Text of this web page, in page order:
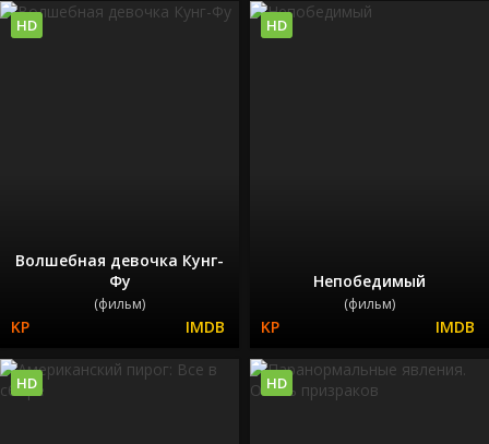
Волшебная девочка Кунг-
Фу
(фильм)
HD
Непобедимый
(фильм)
HD
HD HD